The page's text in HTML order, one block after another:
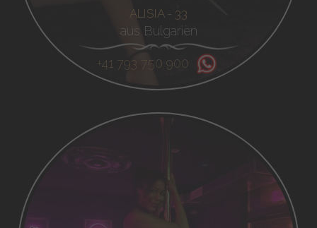
ALISIA - 33
aus Bulgarien
+41 793 750 900